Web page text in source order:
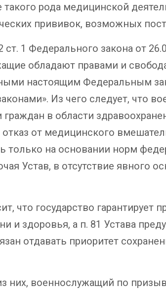
рода медицинской
прививок, возможных
ст. 1 Федерального закона от
обладают правами и
настоящим Федеральным
Из чего следует, что
в области
от медицинского
только на основании норм
Устав, в отсутствие явного
что государство
и здоровья, а п. 81 Устава
отдавать приоритет
них, военнослужащий по